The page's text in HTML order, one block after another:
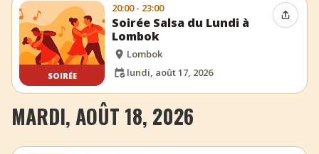
SOIRÉE
20:00 - 23:00
Soirée Salsa du Lundi à
Lombok
Lombok
lundi, août 17, 2026
MARDI, AOÛT 18, 2026